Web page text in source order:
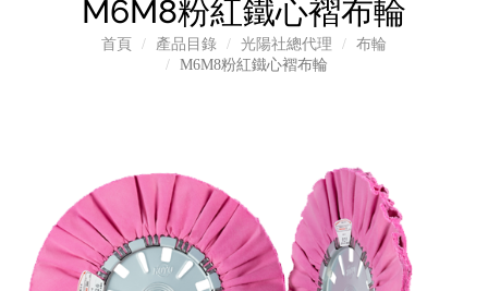
M6M8粉紅鐵心褶布輪
首頁 產品目錄 光陽社總代理
布輪
M6M8粉紅鐵心褶布輪